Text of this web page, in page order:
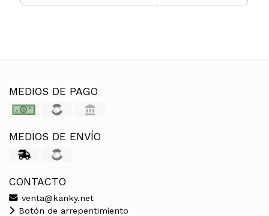
MEDIOS DE PAGO
MEDIOS DE ENVÍO
CONTACTO
venta@kanky.net
Botón de arrepentimiento